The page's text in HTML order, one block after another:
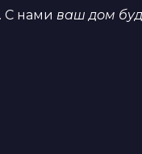
С нами ваш дом